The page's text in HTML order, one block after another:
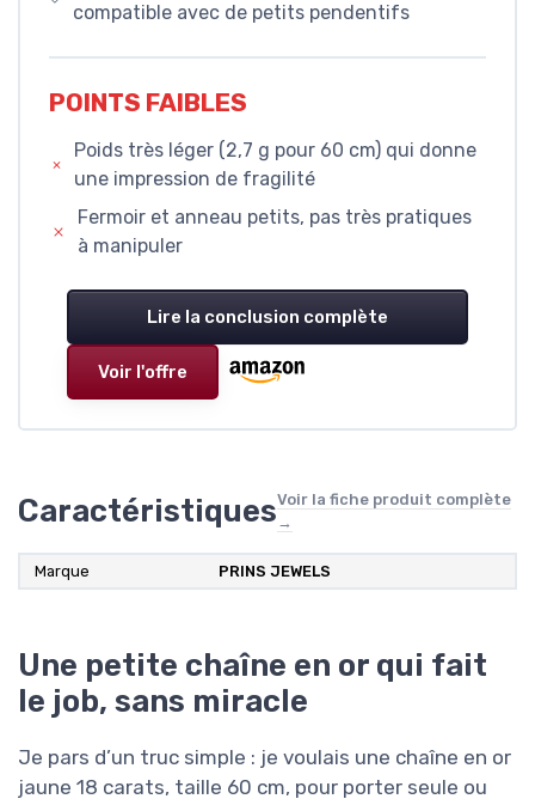
compatible avec de petits pendentifs
POINTS FAIBLES
Poids très léger (2,7 g pour 60 cm) qui donne
une impression de fragilité
Fermoir et anneau petits, pas très pratiques
à manipuler
Lire la conclusion complète
Voir l'offre
CaractéristiquesVoir la fiche produit complète
→
Marque PRINS JEWELS
Une petite chaîne en or qui fait
le job, sans miracle
Je pars d’un truc simple : je voulais une chaîne en or
jaune 18 carats, taille 60 cm, pour porter seule ou